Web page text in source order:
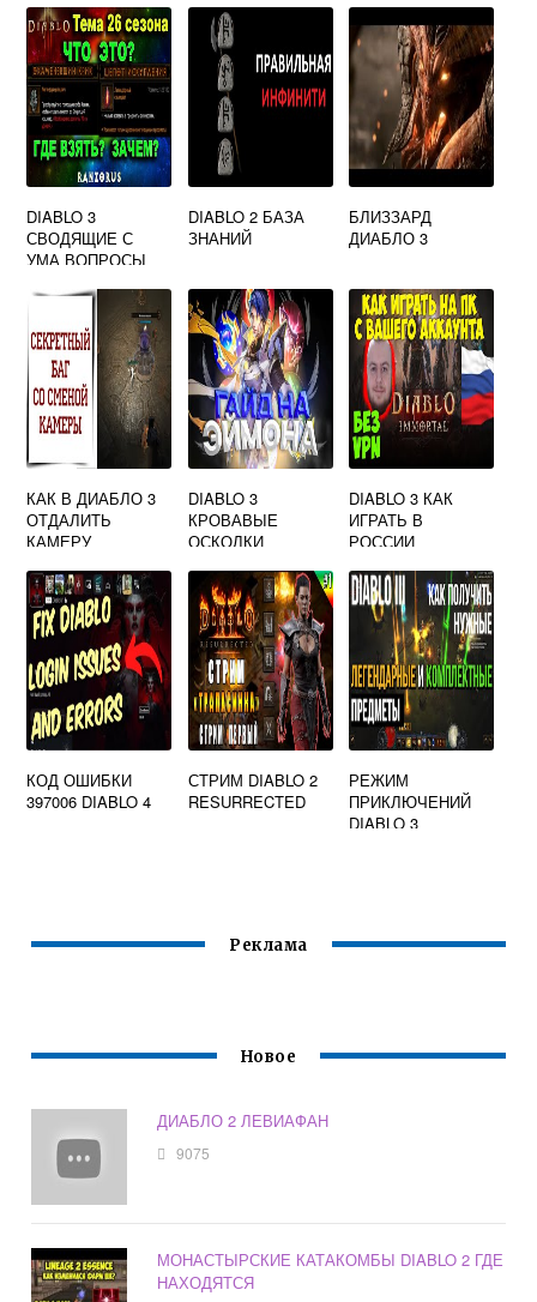
DIABLO 3
СВОДЯЩИЕ С
УМА ВОПРОСЫ
DIABLO 2 БАЗА
ЗНАНИЙ
БЛИЗЗАРД
ДИАБЛО 3
КАК В ДИАБЛО 3
ОТДАЛИТЬ
КАМЕРУ
DIABLO 3
КРОВАВЫЕ
ОСКОЛКИ
DIABLO 3 КАК
ИГРАТЬ В
РОССИИ
КОД ОШИБКИ
397006 DIABLO 4
СТРИМ DIABLO 2
RESURRECTED
РЕЖИМ
ПРИКЛЮЧЕНИЙ
DIABLO 3
Реклама
Новое
ДИАБЛО 2 ЛЕВИАФАН
9075
МОНАСТЫРСКИЕ КАТАКОМБЫ DIABLO 2 ГДЕ
НАХОДЯТСЯ